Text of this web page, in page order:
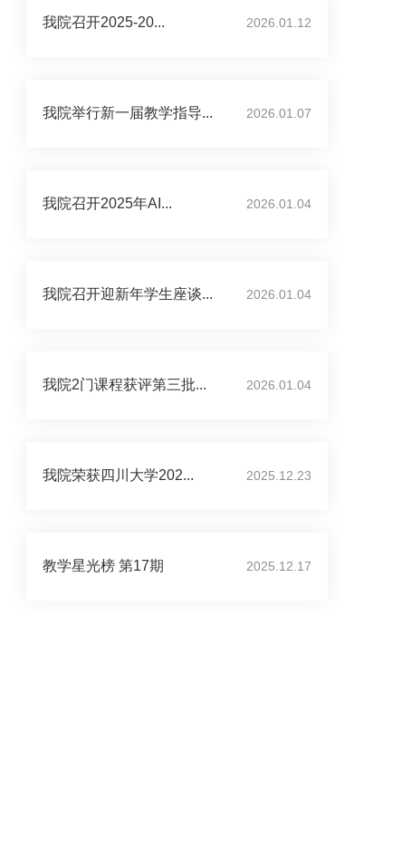
我院召开2025-20... 2026.01.12
我院举行新一届教学指导... 2026.01.07
我院召开2025年AI... 2026.01.04
我院召开迎新年学生座谈... 2026.01.04
我院2门课程获评第三批... 2026.01.04
我院荣获四川大学202... 2025.12.23
教学星光榜 第17期 2025.12.17